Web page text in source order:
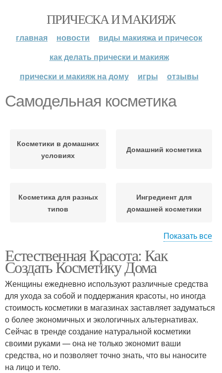
ПРИЧЕСКА И МАКИЯЖ
главная новости
виды макияжа и причесок
как делать прически и макияж
прически и макияж на дому
игры отзывы
Самодельная косметика
Косметики в домашних
условиях
Домашний косметика
Косметика для разных
типов
Ингредиент для
домашней косметики
Домашняя косметика Косметика для кожи
Декоративная
косметика
Компоненты для
домашней косметики
Показать все
Естественная Красота: Как
Создать Косметику Дома
Женщины ежедневно используют различные средства
для ухода за собой и поддержания красоты, но иногда
стоимость косметики в магазинах заставляет задуматься
о более экономичных и экологичных альтернативах.
Сейчас в тренде создание натуральной косметики
своими руками — она не только экономит ваши
средства, но и позволяет точно знать, что вы наносите
на лицо и тело.